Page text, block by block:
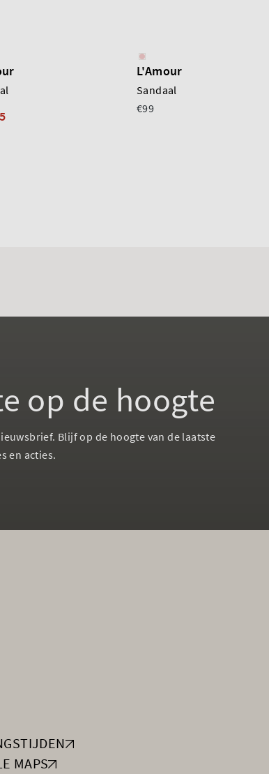
L'Amour
Sandaal
€99
op de hoogte
Blijf op de hoogte van de laatste
en acties.
MAPS